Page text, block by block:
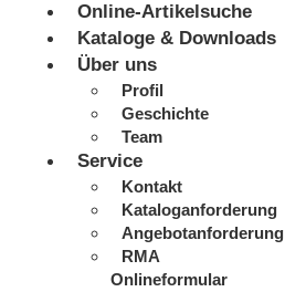
Online-Artikelsuche
Kataloge & Downloads
Über uns
Profil
Geschichte
Team
Service
Kontakt
Kataloganforderung
Angebotanforderung
RMA
Onlineformular